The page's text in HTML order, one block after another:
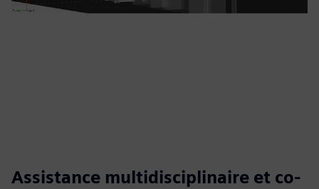
Assistance multidisciplinaire et co-